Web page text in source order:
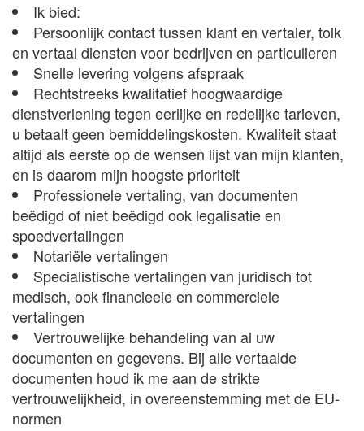
Ik bied:
Persoonlijk contact tussen klant en vertaler, tolk
en vertaal diensten voor bedrijven en particulieren
Snelle levering volgens afspraak
Rechtstreeks kwalitatief hoogwaardige
dienstverlening tegen eerlijke en redelijke tarieven,
u betaalt geen bemiddelingskosten. Kwaliteit staat
altijd als eerste op de wensen lijst van mijn klanten,
en is daarom mijn hoogste prioriteit
Professionele vertaling, van documenten
beëdigd of niet beëdigd ook legalisatie en
spoedvertalingen
Notariële vertalingen
Specialistische vertalingen van juridisch tot
medisch, ook financieele en commerciele
vertalingen
Vertrouwelijke behandeling van al uw
documenten en gegevens. Bij alle vertaalde
documenten houd ik me aan de strikte
vertrouwelijkheid, in overeenstemming met de EU-
normen